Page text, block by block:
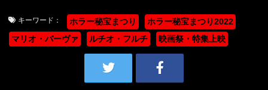
キーワード： ホラー秘宝まつり
ホラー秘宝まつり2022
マリオ・バーヴァ
ルチオ・フルチ 映画祭・特集上映